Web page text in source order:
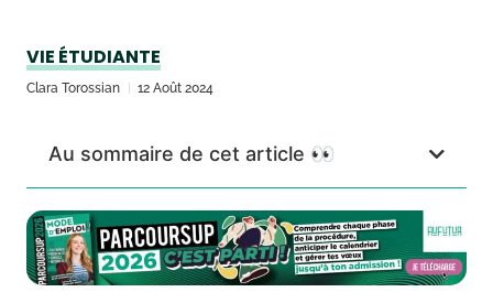
VIE ÉTUDIANTE
Clara Torossian 12 Août 2024
Au sommaire de cet article 👀